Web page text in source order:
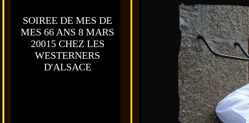
SOIREE DE MES DE
MES 66 ANS 8 MARS
20015 CHEZ LES
WESTERNERS
D'ALSACE